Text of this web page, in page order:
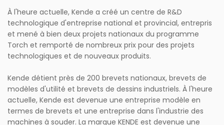
À l'heure actuelle, Kende a créé un centre de R&D
technologique d'entreprise national et provincial, entrepris
et mené à bien deux projets nationaux du programme
Torch et remporté de nombreux prix pour des projets
technologiques et de nouveaux produits.
Kende détient près de 200 brevets nationaux, brevets de
modèles d'utilité et brevets de dessins industriels. À l'heure
actuelle, Kende est devenue une entreprise modèle en
termes de brevets et une entreprise dans l'industrie des
machines à souder. La marque KENDE est devenue une